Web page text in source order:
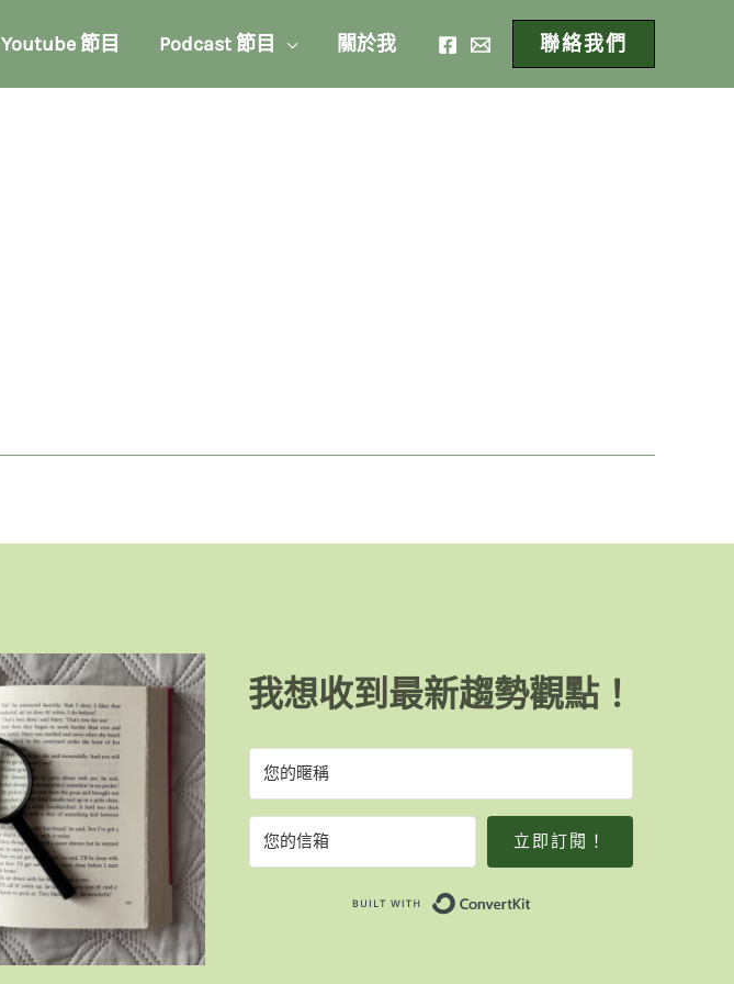
Youtube 節目 Podcast 節目 關於我 聯絡我們
我想收到最新趨勢觀點！
立即訂閱！